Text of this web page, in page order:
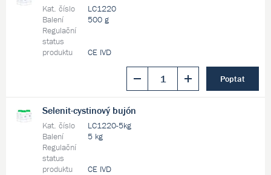
Kat. číslo
LC1220
Balení
500 g
Regulační
status
produktu
CE IVD
Poptat
Selenit-cystinový bujón
Kat. číslo
LC1220-5kg
Balení
5 kg
Regulační
status
produktu
CE IVD